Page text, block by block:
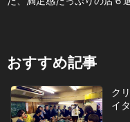
おすすめ記事
ク
イ